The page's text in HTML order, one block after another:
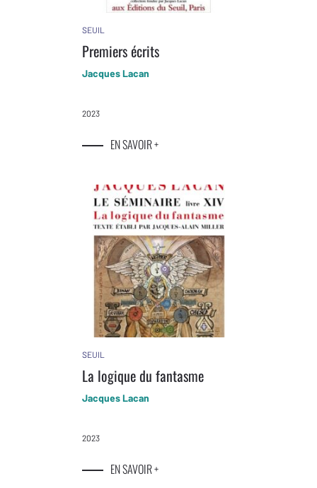
SEUIL
Premiers écrits
Jacques Lacan
2023
EN SAVOIR +
SEUIL
La logique du fantasme
Jacques Lacan
2023
EN SAVOIR +